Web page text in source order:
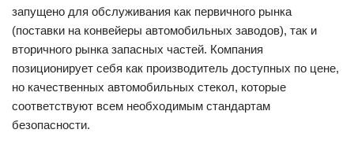
запущено для обслуживания как первичного рынка
(поставки на конвейеры автомобильных заводов), так и
вторичного рынка запасных частей. Компания
позиционирует себя как производитель доступных по цене,
но качественных автомобильных стекол, которые
соответствуют всем необходимым стандартам
безопасности.